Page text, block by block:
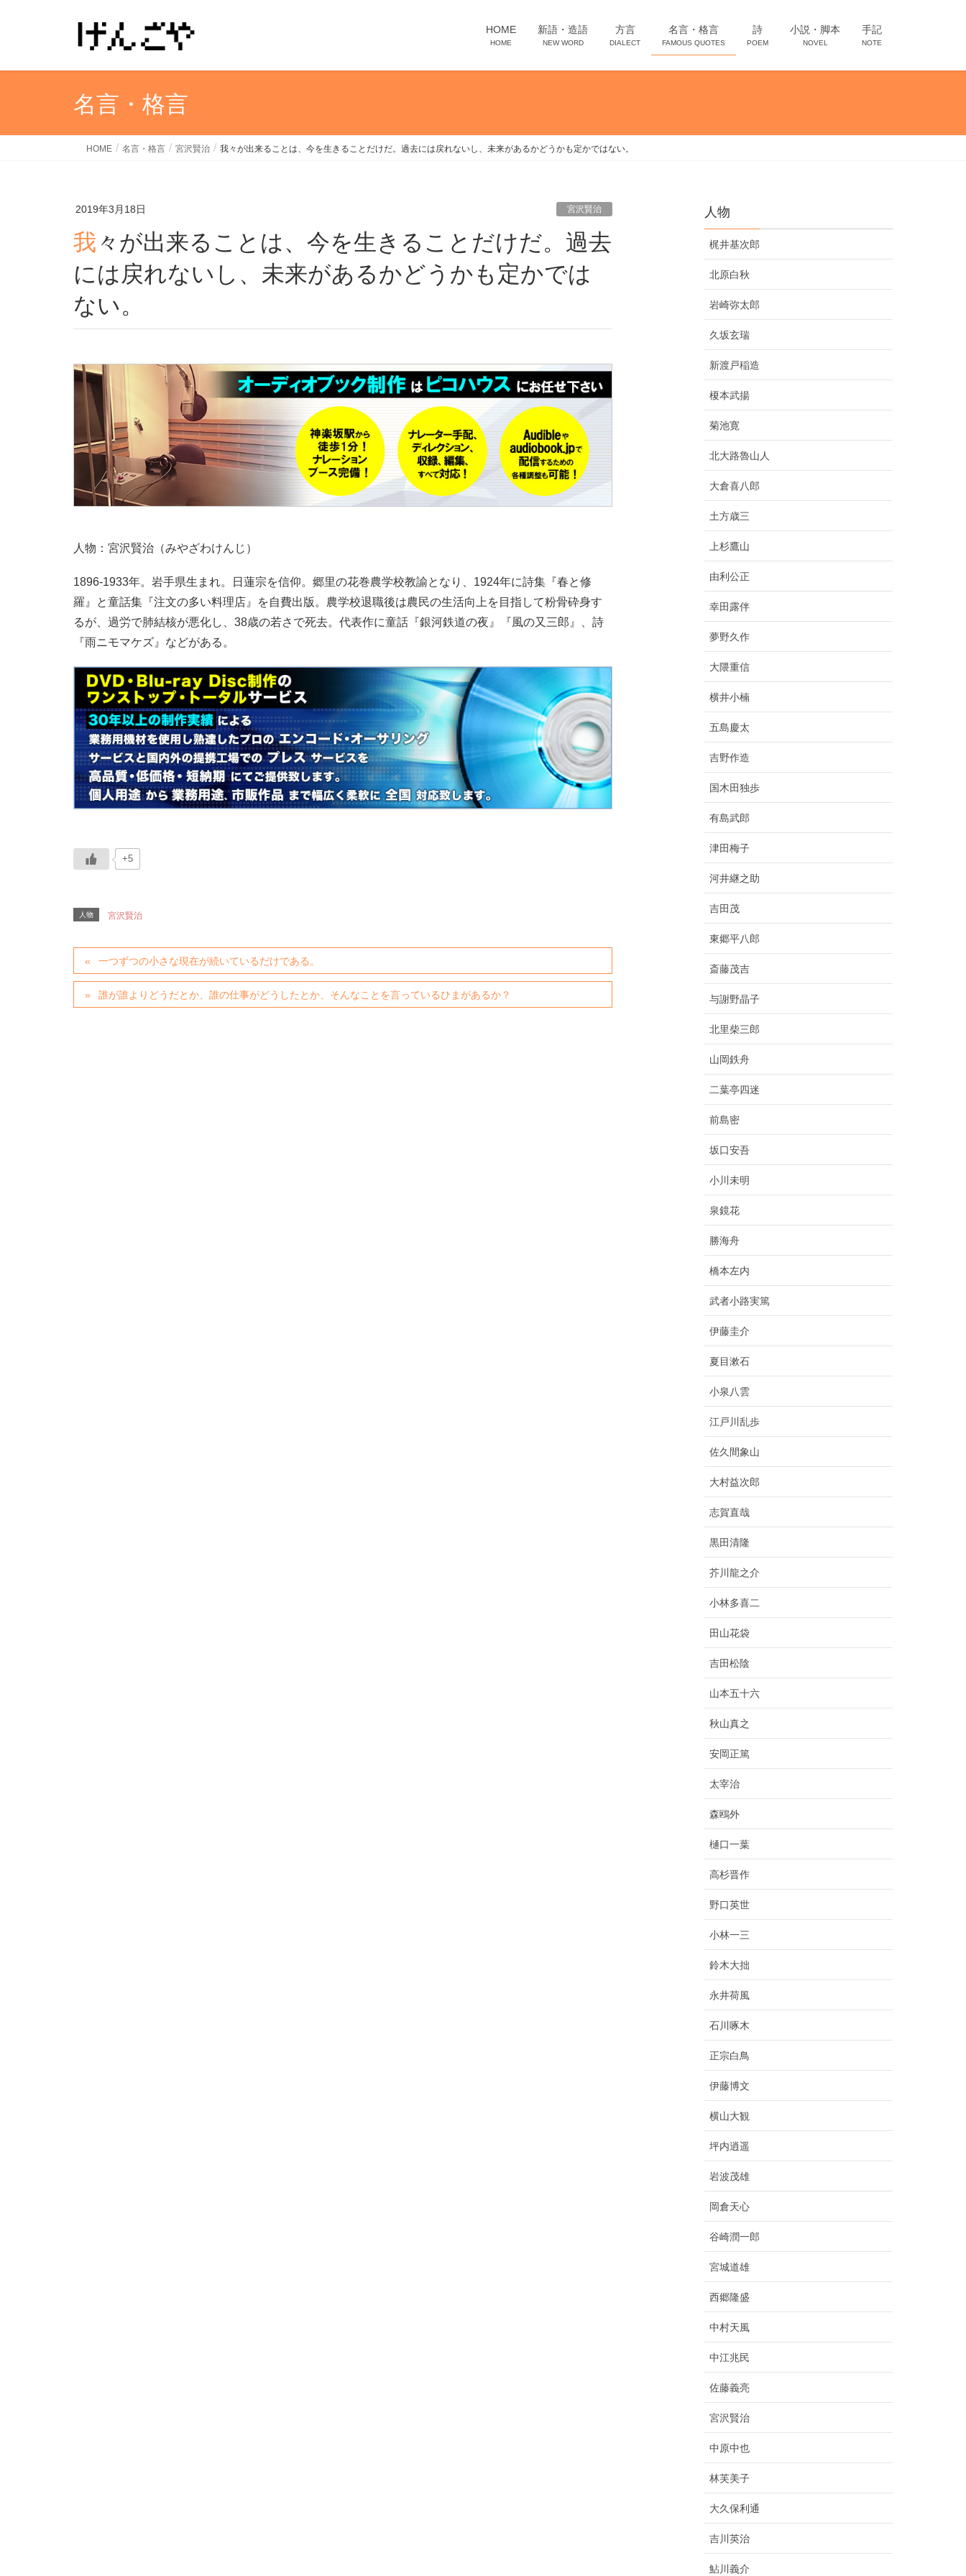
HOME
HOME
新語・造語
NEW WORD
方言
DIALECT
名言・格言
FAMOUS QUOTES
詩
POEM
小説・脚本
NOVEL
手記
NOTE
名言・格言
HOME 名言・格言 宮沢賢治 我々が出来ることは、今を生きることだけだ。過去には戻れないし、未来があるかどうかも定かではない。
2019年3月18日 宮沢賢治
我々が出来ることは、今を生きることだけだ。過去
には戻れないし、未来があるかどうかも定かでは
ない。
人物：宮沢賢治（みやざわけんじ）
1896-1933年。岩手県生まれ。日蓮宗を信仰。郷里の花巻農学校教諭となり、1924年に詩集『春と修
羅』と童話集『注文の多い料理店』を自費出版。農学校退職後は農民の生活向上を目指して粉骨砕身す
るが、過労で肺結核が悪化し、38歳の若さで死去。代表作に童話『銀河鉄道の夜』『風の又三郎』、詩
『雨ニモマケズ』などがある。
+5
人物 宮沢賢治
一つずつの小さな現在が続いているだけである。
誰が誰よりどうだとか、誰の仕事がどうしたとか、そんなことを言っているひまがあるか？
人物
梶井基次郎
北原白秋
岩崎弥太郎
久坂玄瑞
新渡戸稲造
榎本武揚
菊池寛
北大路魯山人
大倉喜八郎
土方歳三
上杉鷹山
由利公正
幸田露伴
夢野久作
大隈重信
横井小楠
五島慶太
吉野作造
国木田独歩
有島武郎
津田梅子
河井継之助
吉田茂
東郷平八郎
斎藤茂吉
与謝野晶子
北里柴三郎
山岡鉄舟
二葉亭四迷
前島密
坂口安吾
小川未明
泉鏡花
勝海舟
橋本左内
武者小路実篤
伊藤圭介
夏目漱石
小泉八雲
江戸川乱歩
佐久間象山
大村益次郎
志賀直哉
黒田清隆
芥川龍之介
小林多喜二
田山花袋
吉田松陰
山本五十六
秋山真之
安岡正篤
太宰治
森鴎外
樋口一葉
高杉晋作
野口英世
小林一三
鈴木大拙
永井荷風
石川啄木
正宗白鳥
伊藤博文
横山大観
坪内逍遥
岩波茂雄
岡倉天心
谷崎潤一郎
宮城道雄
西郷隆盛
中村天風
中江兆民
佐藤義亮
宮沢賢治
中原中也
林芙美子
大久保利通
吉川英治
鮎川義介